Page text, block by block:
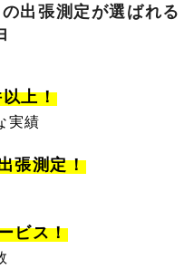
出張測定が選ばれる
上！
実績
張測定！
ビス！